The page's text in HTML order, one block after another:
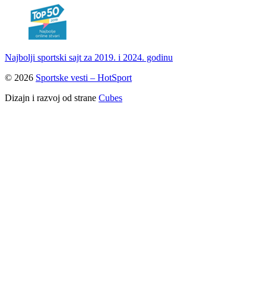
Najbolji sportski sajt za 2019. i 2024. godinu
© 2026 Sportske vesti – HotSport
Dizajn i razvoj od strane Cubes